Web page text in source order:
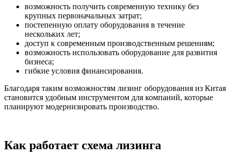
возможность получить современную технику без
крупных первоначальных затрат;
постепенную оплату оборудования в течение
нескольких лет;
доступ к современным производственным решениям;
возможность использовать оборудование для развития
бизнеса;
гибкие условия финансирования.
Благодаря таким возможностям лизинг оборудования из Китая
становится удобным инструментом для компаний, которые
планируют модернизировать производство.
Как работает схема лизинга